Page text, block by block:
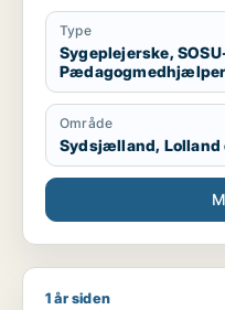
Type
Sygeplejerske,
Pædagogmedhjælper
Område
Sydsjælland, Lolland
Christian søger job
1 år siden